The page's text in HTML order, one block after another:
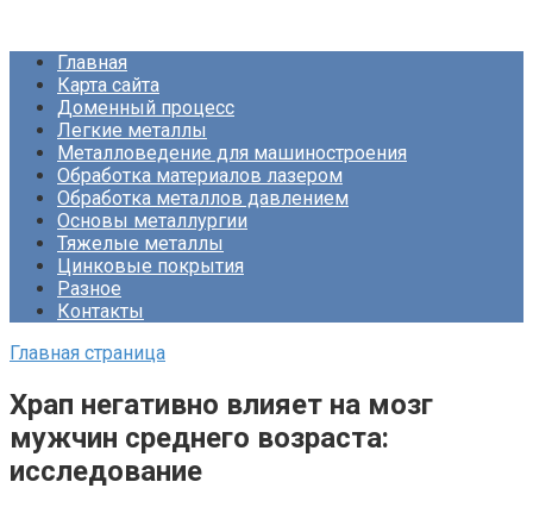
контентуГлавная
Карта сайта
Доменный процесс
Легкие металлы
Металловедение для машиностроения
Обработка материалов лазером
Обработка металлов давлением
Основы металлургии
Тяжелые металлы
Цинковые покрытия
Разное
Контакты
Главная страница
Храп негативно влияет на мозг
мужчин среднего возраста:
исследование